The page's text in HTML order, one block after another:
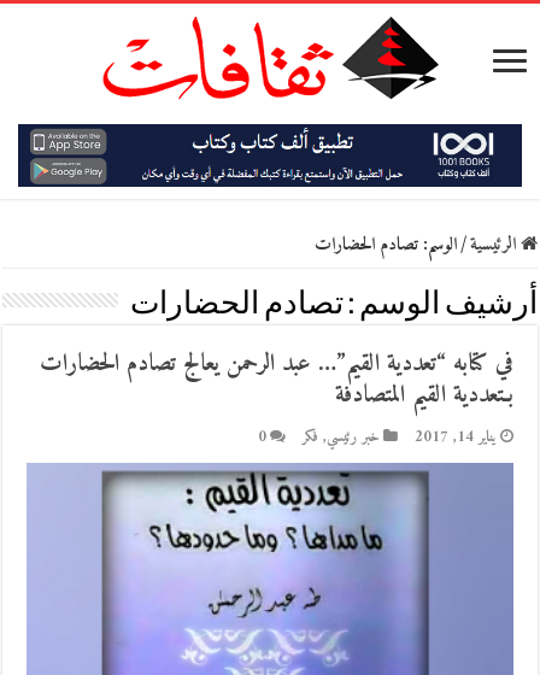
الرئيسية/الوسم:تصادم الحضارات
أرشيف الوسم :تصادم الحضارات
في كتابه “تعددية القيم”… عبد الرحمن يعالج تصادم الحضارات
بـتعددية القيم المتصادفة
يناير 14, 2017 خبر رئيسي, فكر 0